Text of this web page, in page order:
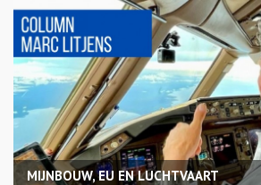
MIJNBOUW, EU EN LUCHTVAART